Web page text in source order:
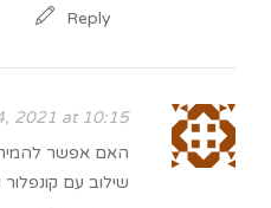
Reply
2021 at 10:15
האם אפשר
שילוב עם